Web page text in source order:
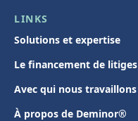
LINKS
Solutions et expertise
Le financement de litiges
Avec qui nous travaillons
À propos de Deminor®